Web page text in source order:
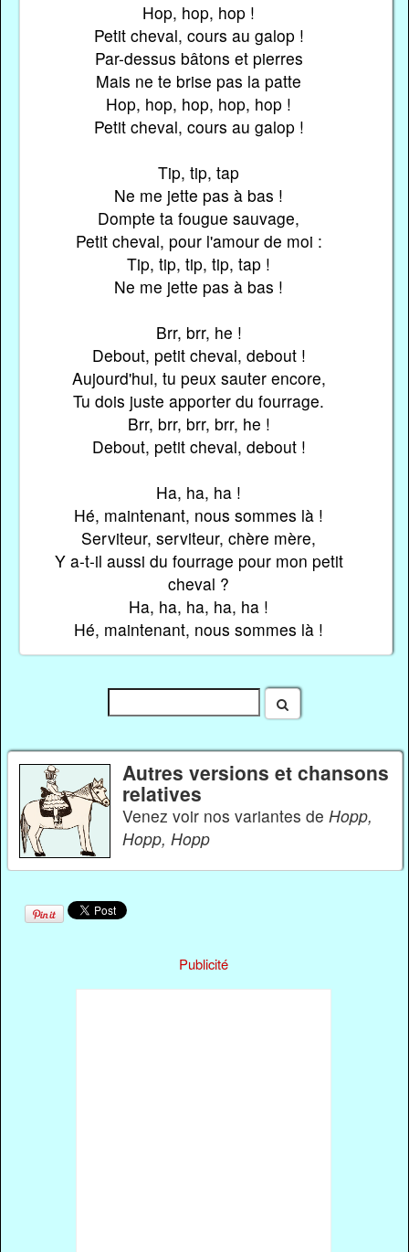
Hop, hop, hop !
Petit cheval, cours au galop !
Par-dessus bâtons et pierres
Mais ne te brise pas la patte
Hop, hop, hop, hop, hop !
Petit cheval, cours au galop !
Tip, tip, tap
Ne me jette pas à bas !
Dompte ta fougue sauvage,
Petit cheval, pour l'amour de moi :
Tip, tip, tip, tip, tap !
Ne me jette pas à bas !
Brr, brr, he !
Debout, petit cheval, debout !
Aujourd'hui, tu peux sauter encore,
Tu dois juste apporter du fourrage.
Brr, brr, brr, brr, he !
Debout, petit cheval, debout !
Ha, ha, ha !
Hé, maintenant, nous sommes là !
Serviteur, serviteur, chère mère,
Y a-t-il aussi du fourrage pour mon petit
cheval ?
Ha, ha, ha, ha, ha !
Hé, maintenant, nous sommes là !
Autres versions et chansons
relatives
Venez voir nos variantes de Hopp,
Hopp, Hopp
Publicité